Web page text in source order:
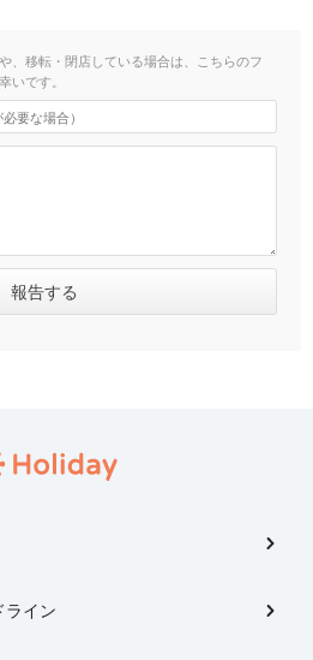
、移転・閉店している場合は、こちらのフ
いです。
ライン